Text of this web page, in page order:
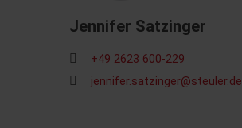
Jennifer Satzinger
+49 2623 600-229
jennifer.satzinger@steuler.de